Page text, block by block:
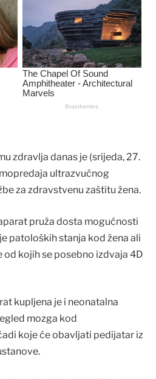
zdravlja danas je (srijeda, 27.
ultrazvučnog
za zdravstvenu zaštitu žena.
pruža dosta mogućnosti
patoloških stanja kod žena ali
kojih se posebno izdvaja 4D
kupljena je i neonatalna
mozga kod
koje će obavljati pedijatar iz